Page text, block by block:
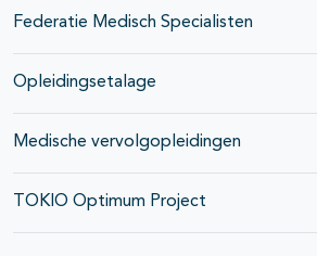
Federatie Medisch Specialisten
Opleidingsetalage
Medische vervolgopleidingen
TOKIO Optimum Project